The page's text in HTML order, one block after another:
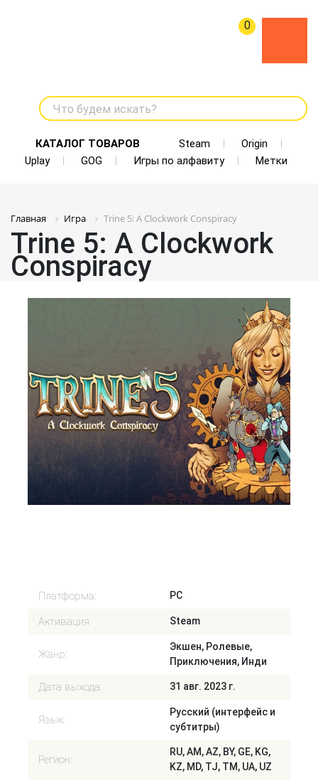
0
Что будем искать?
КАТАЛОГ ТОВАРОВ Steam
Origin
Uplay
GOG Игры по алфавиту Метки
Главная Игра Trine 5: A Clockwork Conspiracy
Trine 5: A Clockwork
Conspiracy
Платформа: PC
Активация Steam
Жанр:
Экшен, Ролевые,
Приключения, Инди
Дата выхода: 31 авг. 2023 г.
Язык:
Русский (интерфейс и
субтитры)
Регион:
RU, AM, AZ, BY, GE, KG,
KZ, MD, TJ, TM, UA, UZ